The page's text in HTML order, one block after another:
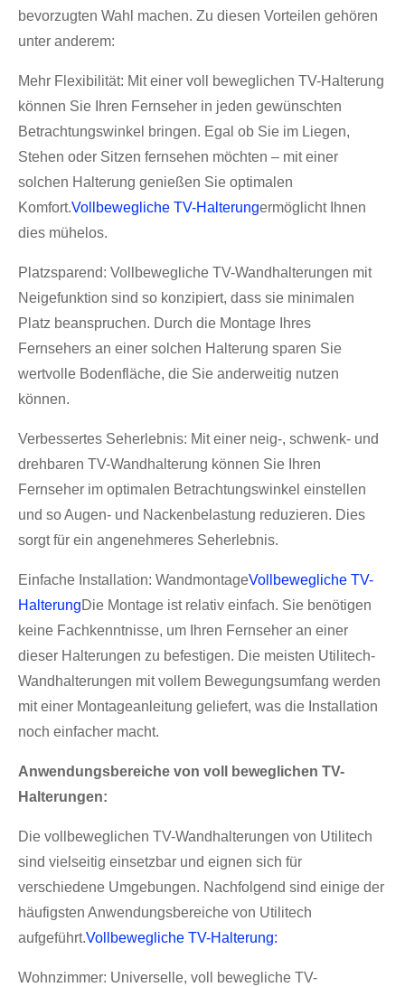
bevorzugten Wahl machen. Zu diesen Vorteilen gehören
unter anderem:
Mehr Flexibilität: Mit einer voll beweglichen TV-Halterung
können Sie Ihren Fernseher in jeden gewünschten
Betrachtungswinkel bringen. Egal ob Sie im Liegen,
Stehen oder Sitzen fernsehen möchten – mit einer
solchen Halterung genießen Sie optimalen
Komfort.Vollbewegliche TV-Halterungermöglicht Ihnen
dies mühelos.
Platzsparend: Vollbewegliche TV-Wandhalterungen mit
Neigefunktion sind so konzipiert, dass sie minimalen
Platz beanspruchen. Durch die Montage Ihres
Fernsehers an einer solchen Halterung sparen Sie
wertvolle Bodenfläche, die Sie anderweitig nutzen
können.
Verbessertes Seherlebnis: Mit einer neig-, schwenk- und
drehbaren TV-Wandhalterung können Sie Ihren
Fernseher im optimalen Betrachtungswinkel einstellen
und so Augen- und Nackenbelastung reduzieren. Dies
sorgt für ein angenehmeres Seherlebnis.
Einfache Installation: WandmontageVollbewegliche TV-
HalterungDie Montage ist relativ einfach. Sie benötigen
keine Fachkenntnisse, um Ihren Fernseher an einer
dieser Halterungen zu befestigen. Die meisten Utilitech-
Wandhalterungen mit vollem Bewegungsumfang werden
mit einer Montageanleitung geliefert, was die Installation
noch einfacher macht.
Anwendungsbereiche von voll beweglichen TV-
Halterungen:
Die vollbeweglichen TV-Wandhalterungen von Utilitech
sind vielseitig einsetzbar und eignen sich für
verschiedene Umgebungen. Nachfolgend sind einige der
häufigsten Anwendungsbereiche von Utilitech
aufgeführt.Vollbewegliche TV-Halterung:
Wohnzimmer: Universelle, voll bewegliche TV-